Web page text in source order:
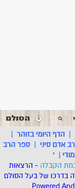
|הדף היומי בזוהר |
אדם סיני |ספר הרב
|
'
הקבלה - הרצאות
בדרכו של בעל הסולם
Powered And